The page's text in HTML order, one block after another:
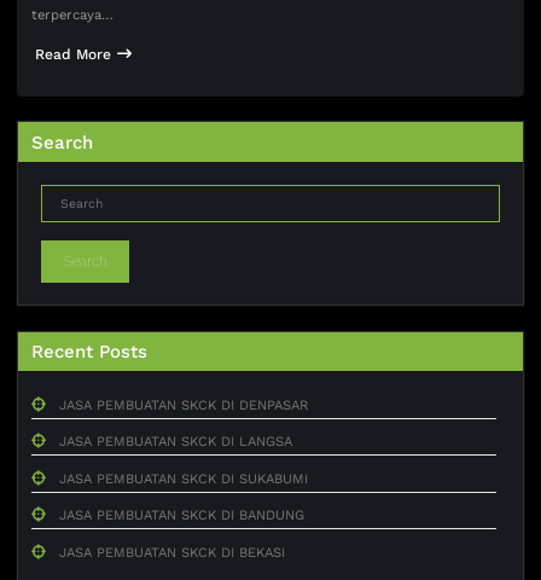
terpercaya…
Read More
Search
Search
Recent Posts
JASA PEMBUATAN SKCK DI DENPASAR
JASA PEMBUATAN SKCK DI LANGSA
JASA PEMBUATAN SKCK DI SUKABUMI
JASA PEMBUATAN SKCK DI BANDUNG
JASA PEMBUATAN SKCK DI BEKASI